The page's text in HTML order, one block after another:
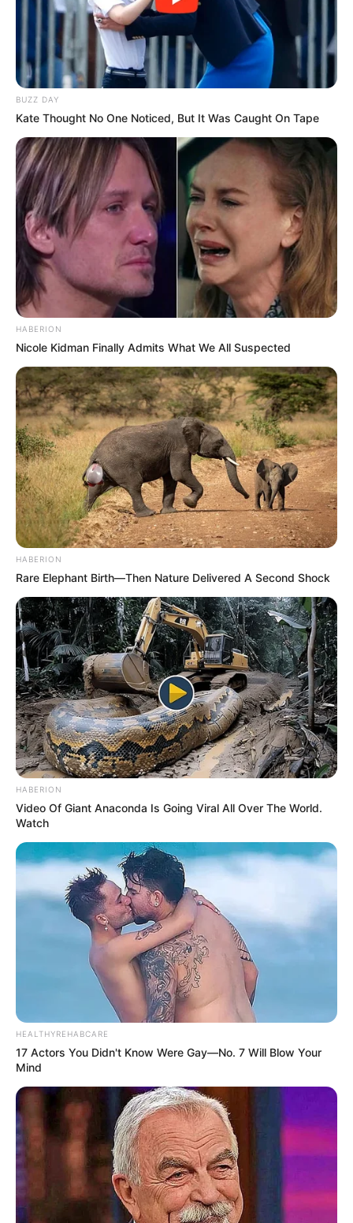
Fonte:decorfacil
11. Peso de porta em tecido
Que tal este peso de porta em formato de fruta
para decorar a sua cozinha? Uma boa ideia é
deixar um ou outro peso de fruta guardado para
revezar ou colocar nas outras portas da casa!
BUZZ DAY
Kate Thought No One Noticed, But It Was Caught On Tape
HABERION
Nicole Kidman Finally Admits What We All Suspected
HABERION
Rare Elephant Birth—Then Nature Delivered A Second Shock
HABERION
Video Of Giant Anaconda Is Going Viral All Over The World.
Watch
HEALTHYREHABCARE
17 Actors You Didn't Know Were Gay—No. 7 Will Blow Your
Mind